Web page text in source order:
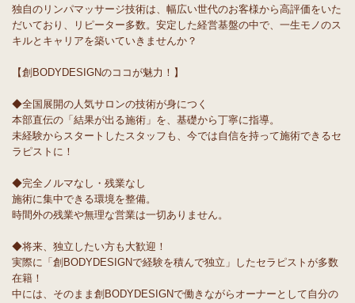
独自のリンパマッサージ技術は、幅広い世代のお客様から高評価をいた
だいており、リピーター多数。安定した経営基盤の中で、一生モノのス
キルとキャリアを築いていきませんか？
【創BODYDESIGNのココが魅力！】
◆全国展開の人気サロンの技術が身につく
本部直伝の「結果が出る施術」を、基礎から丁寧に指導。
未経験からスタートしたスタッフも、今では自信を持って施術できるセ
ラピストに！
◆完全ノルマなし・残業なし
施術に集中できる環境を整備。
時間外の残業や無理な営業は一切ありません。
◆将来、独立したい方も大歓迎！
実際に「創BODYDESIGNで経験を積んで独立」したセラピストが多数
在籍！
中には、そのまま創BODYDESIGNで働きながらオーナーとして自分の